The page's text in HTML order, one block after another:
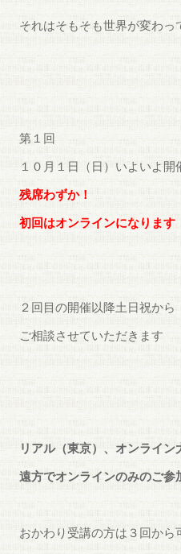
それはそもそも世界が変わっ
第１回
１０月１日（日）いよいよ開
残席わずか！
初回はオンラインになります
２回目の開催以降土日祝から
ご相談させていただきます
リアル（東京）、オンライン
遠方でオンラインのみのご参
おかわり受講の方は３回から